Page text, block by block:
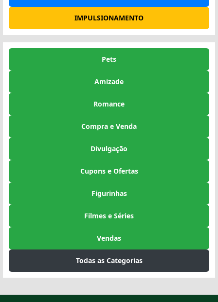
IMPULSIONAMENTO
Pets
Amizade
Romance
Compra e Venda
Divulgação
Cupons e Ofertas
Figurinhas
Filmes e Séries
Vendas
Todas as Categorias